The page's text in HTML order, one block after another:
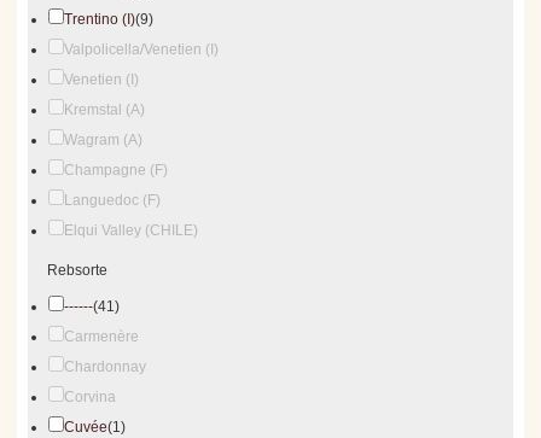
Trentino (I)(9)
Valpolicella/Venetien (I)
Venetien (I)
Kremstal (A)
Wagram (A)
Champagne (F)
Languedoc (F)
Elqui Valley (CHILE)
Rebsorte
------(41)
Carmenère
Chardonnay
Corvina
Cuvée(1)